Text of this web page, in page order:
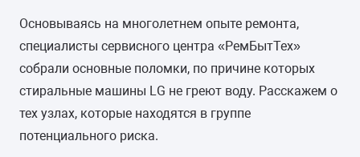
Основываясь на многолетнем опыте ремонта,
специалисты сервисного центра «РемБытТех»
собрали основные поломки, по причине которых
стиральные машины LG не греют воду. Расскажем о
тех узлах, которые находятся в группе
потенциального риска.